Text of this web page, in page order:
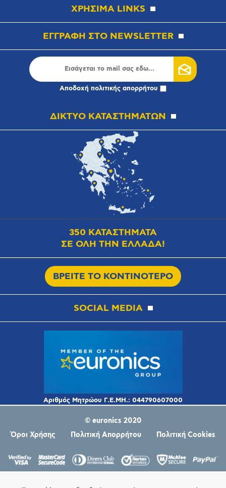
ΧΡΗΣΙΜΑ LINKS
ΕΓΓΡΑΦΗ ΣΤΟ NEWSLETTER
Αποδοχή πολιτικής απορρήτου
ΔΙΚΤΥΟ ΚΑΤΑΣΤΗΜΑΤΩΝ
350 ΚΑΤΑΣΤΗΜΑΤΑ
ΣΕ ΟΛΗ ΤΗΝ ΕΛΛΑΔΑ!
ΒΡΕΙΤΕ ΤΟ ΚΟΝΤΙΝΟΤΕΡΟ
SOCIAL MEDIA
© euronics 2020
Όροι Χρήσης
Πολιτική Απορρήτου Πολιτική Cookies